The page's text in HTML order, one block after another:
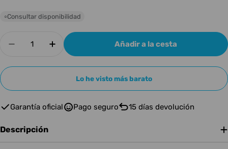
○Consultar disponibilidad
Disminuir cantidad para ORANGE O-BASS
Aumentar cantidad para ORANGE O-
Añadir a la cesta
Lo he visto más barato
Garantía oficial Pago seguro 15 días devolución
Descripción